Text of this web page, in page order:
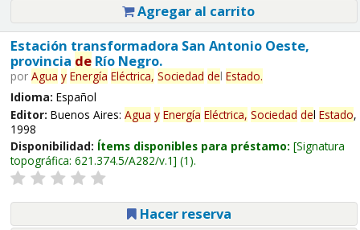
Agregar al carrito
Estación transformadora San Antonio Oeste,
provincia deRío Negro.
por Agua y Energía Eléctrica, Sociedad del Estado.
Idioma: Español
Editor: Buenos Aires: Agua y Energía Eléctrica, Sociedad del Estado,
1998
Disponibilidad: Ítems disponibles para préstamo: Signatura
topográfica: 621.374.5/A282/v.1 (1).
Hacer reserva